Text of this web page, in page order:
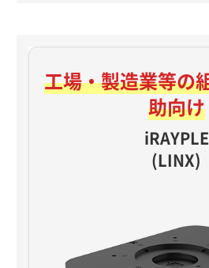
工場・製造業等の
助向け
iRAYPLE
(LINX)